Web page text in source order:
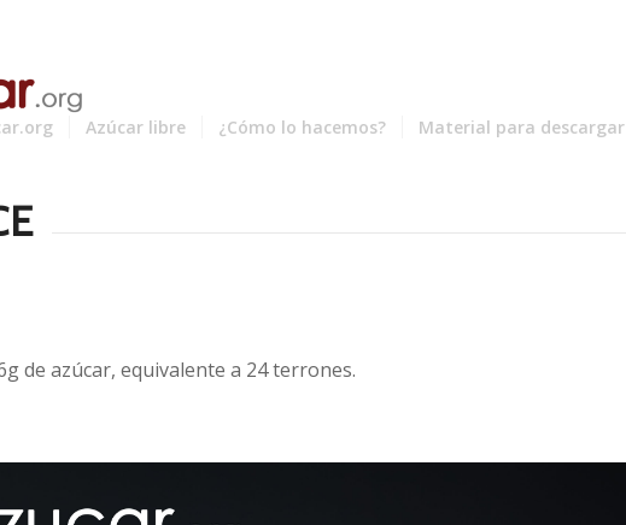
Azúcar libre ¿Cómo lo hacemos? Material para descargar
de azúcar, equivalente a 24 terrones.